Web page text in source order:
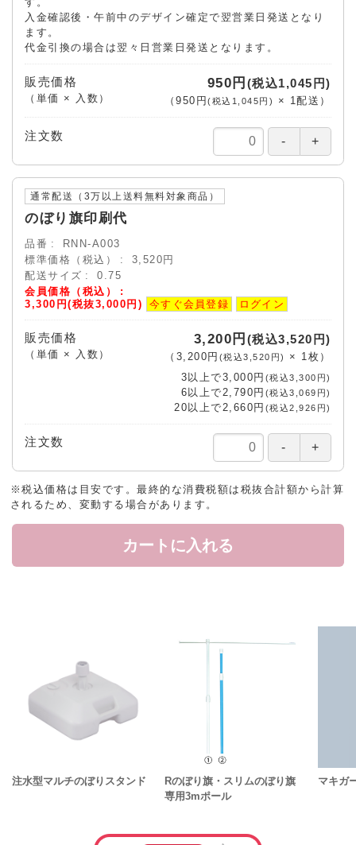
入金確認後・午前中のデザイン確定で翌営業日発送となり
ます。
代金引換の場合は翌々日営業日発送となります。
販売価格
（単価 × 入数）
950円 (税込1,045円)
（950円(税込1,045円) × 1配送 ）
注文数
通常配送（3万以上送料無料対象商品）
のぼり旗印刷代
品番
RNN-A003
標準価格（税込）
3,520円
配送サイズ
0.75
会員価格（税込）
3,300円(税抜3,000円)
今すぐ会員登録 ログイン
販売価格
（単価 × 入数）
3,200円 (税込3,520円)
（ 3,200円 (税込3,520円) × 1枚 ）
3以上で3,000円 (税込3,300円)
6以上で 2,790円 (税込3,069円)
20以上で 2,660円 (税込2,926円)
注文数
※税込価格は目安です。最終的な消費税額は税抜合計額から計算
されるため、変動する場合があります。
カートに入れる
注水型マルチのぼりスタンド
Rのぼり旗・スリムのぼり旗
専用3mポール
マキガ